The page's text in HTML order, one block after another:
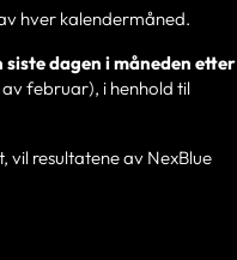
hver kalendermåned.
siste dagen i måneden etter
februar), i henhold til
vil resultatene av NexBlue